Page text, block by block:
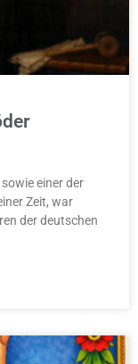
einer der
Zeit, war
der deutschen